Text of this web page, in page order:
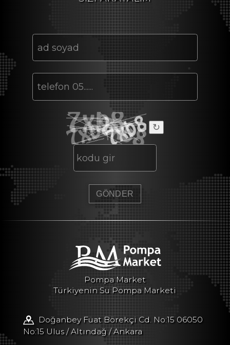
↻
Pompa Market
Türkiyenin Su Pompa Marketi
Doğanbey Fuat Börekçi Cd. No:15 06050
No:15 Ulus / Altındağ / Ankara